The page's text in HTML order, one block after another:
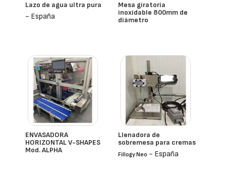
Lazo de agua ultra pura
- España
Mesa giratoria
inoxidable 800mm de
diámetro
- España
ENVASADORA
HORIZONTAL V-SHAPES
Mod. ALPHA
- España
Llenadora de
sobremesa para cremas
Fillogy Neo - España